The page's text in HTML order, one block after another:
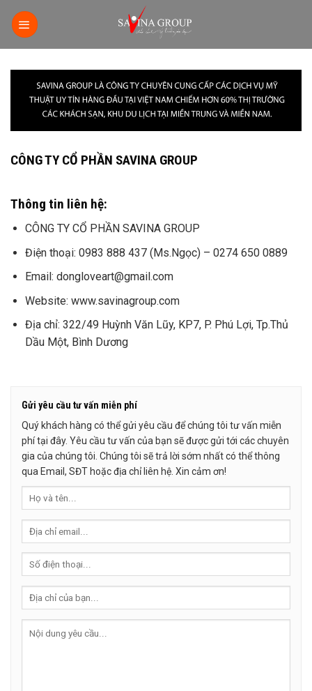
CÔNG TY CỔ PHẦN SAVINA GROUP
Thông tin liên hệ:
CÔNG TY CỔ PHẦN SAVINA GROUP
Điện thoại: 0983 888 437 (Ms.Ngọc) – 0274 650 0889
Email: dongloveart@gmail.com
Website: www.savinagroup.com
Địa chỉ: 322/49 Huỳnh Văn Lũy, KP7, P. Phú Lợi, Tp.Thủ
Dầu Một, Bình Dương
Gửi yêu cầu tư vấn miễn phí
Quý khách hàng có thể gửi yêu cầu để chúng tôi tư vấn miễn
phí tại đây. Yêu cầu tư vấn của bạn sẽ được gửi tới các chuyên
gia của chúng tôi. Chúng tôi sẽ trả lời sớm nhất có thể thông
qua Email, SĐT hoặc địa chỉ liên hệ. Xin cảm ơn!